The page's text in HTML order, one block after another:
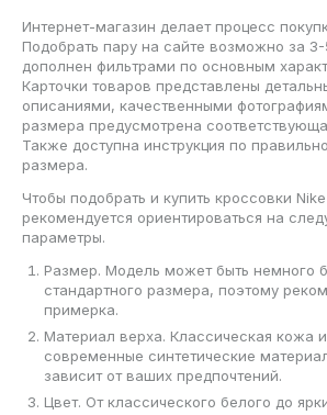
Интернет-магазин делает процесс
Подобрать пару на сайте возможно за 3-
дополнен фильтрами по основным
Карточки товаров представлены
описаниями, качественными
размера предусмотрена
Также доступна инструкция по
размера.
Чтобы подобрать и купить кроссовки
рекомендуется ориентироваться на
параметры.
Размер. Модель может быть немного
стандартного размера, поэтому
примерка.
Материал верха. Классическая кожа
современные синтетические
зависит от ваших предпочтений.
Цвет. От классического белого до